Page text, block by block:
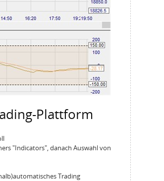
Plattform
"Indicators", danach Auswahl von
Trading